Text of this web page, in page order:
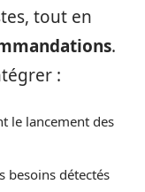
tout en
.
:
le lancement des
besoins détectés